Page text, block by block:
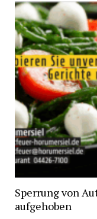
Sperrung von
aufgehoben